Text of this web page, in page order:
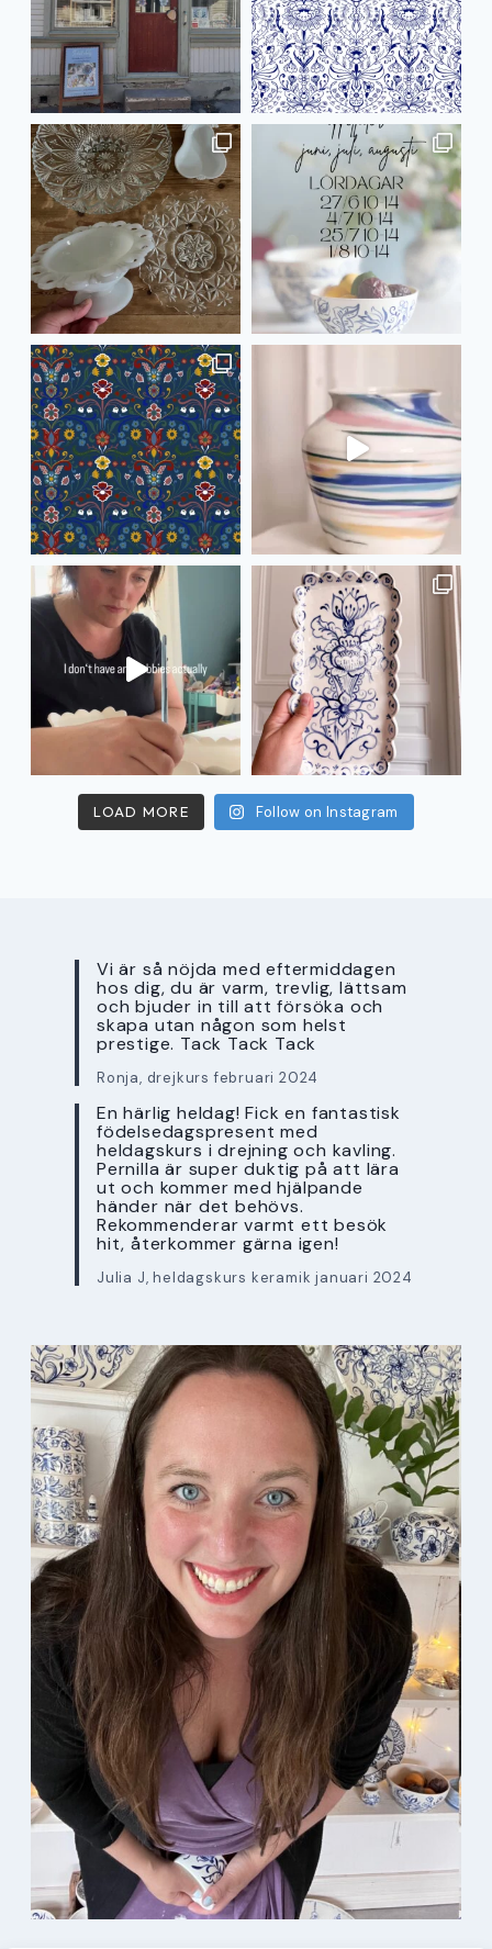
LOAD MORE Follow on Instagram
Vi är så nöjda med eftermiddagen
hos dig, du är varm, trevlig, lättsam
och bjuder in till att försöka och
skapa utan någon som helst
prestige. Tack Tack Tack
Ronja, drejkurs februari 2024
En härlig heldag! Fick en fantastisk
födelsedagspresent med
heldagskurs i drejning och kavling.
Pernilla är super duktig på att lära
ut och kommer med hjälpande
händer när det behövs.
Rekommenderar varmt ett besök
hit, återkommer gärna igen!
Julia J, heldagskurs keramik januari 2024